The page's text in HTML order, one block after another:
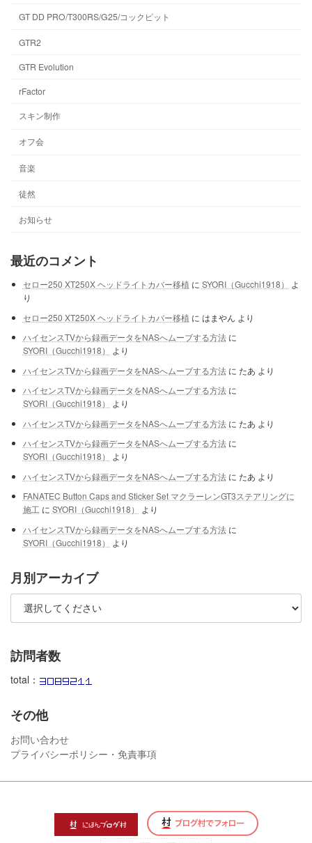
GT DD PRO/T300RS/G25/コックピット
GTR2
GTR Evolution
rFactor
スキン制作
オフ会
音楽
徒然
お知らせ
最近のコメント
セロー250 XT250X ヘッドライトカバー移植 に SYORI（Gucchi1918）
よ
り
セロー250 XT250X ヘッドライトカバー移植 に はまやん より
ハイセンスTVから録画データをNASへムーブする方法に
SYORI（Gucchi1918）
より
ハイセンスTVから録画データをNASへムーブする方法に たあ より
ハイセンスTVから録画データをNASへムーブする方法に
SYORI（Gucchi1918）
より
ハイセンスTVから録画データをNASへムーブする方法に たあ より
ハイセンスTVから録画データをNASへムーブする方法に
SYORI（Gucchi1918）
より
ハイセンスTVから録画データをNASへムーブする方法に たあ より
FANATEC Button Caps and Sticker Set マクラーレンGT3ステアリングに
施工 に SYORI（Gucchi1918）
より
ハイセンスTVから録画データをNASへムーブする方法に
SYORI（Gucchi1918）
より
月別アーカイブ
訪問者数
total：
その他
お問い合わせ
プライバシーポリシー・免責事項